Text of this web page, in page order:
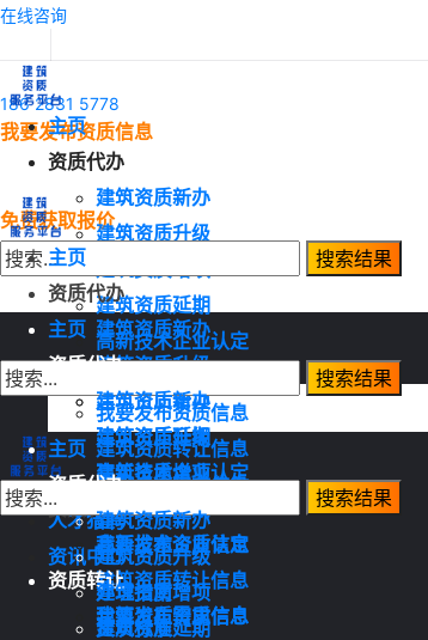
在线咨询
186 2831 5778
我要发布资质信息
免费获取报价
主页
资质代办
建筑资质新办
建筑资质升级
建筑资质延期
高新技术企业认定
我要发布资质信息
建筑资质转让信息
建筑资质需求信息
人才猎聘
资讯中心
办理指南
资质标准
主页
资质代办
建筑资质新办
建筑资质升级
建筑资质增项
建筑资质延期
高新技术企业认定
资质转让
我要发布资质信息
建筑资质转让信息
建筑资质需求信息
主页
资质代办
建筑资质新办
建筑资质升级
建筑资质增项
建筑资质延期
高新技术企业认定
资质转让
我要发布资质信息
主页
资质代办
建筑资质新办
建筑资质升级
建筑资质增项
建筑资质延期